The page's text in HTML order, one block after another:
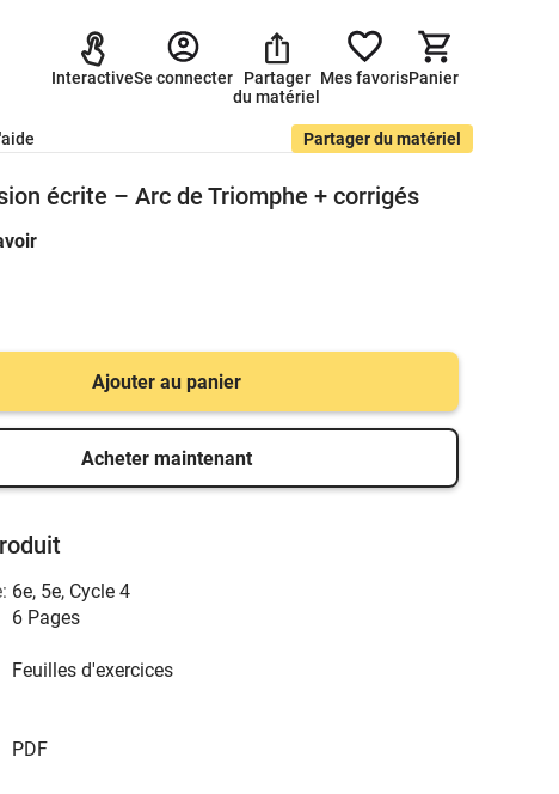
InteractiveSe connecter
Partager
du matériel
Mes favorisPanier
Partager du matériel
écrite – Arc de Triomphe + corrigés
Ajouter au panier
Acheter maintenant
6e, 5e, Cycle 4
6 Pages
Feuilles d'exercices
PDF